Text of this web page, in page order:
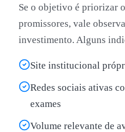
Se o objetivo é priorizar
promissores, vale
investimento. Alguns
Site institucional
Redes sociais ativas
exames
Volume relevante de